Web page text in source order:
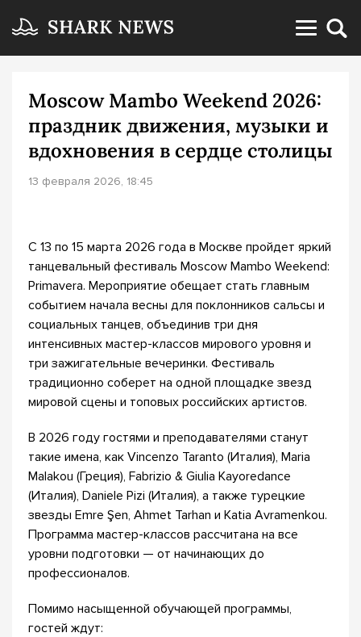
Moscow Mambo Weekend 2026:
праздник движения, музыки и
вдохновения в сердце столицы
13 февраля 2026, 18:45
С 13 по 15 марта 2026 года в Москве пройдет яркий
танцевальный фестиваль Moscow Mambo Weekend:
Primavera. Мероприятие обещает стать главным
событием начала весны для поклонников сальсы и
социальных танцев, объединив три дня
интенсивных мастер-классов мирового уровня и
три зажигательные вечеринки. Фестиваль
традиционно соберет на одной площадке звезд
мировой сцены и топовых российских артистов.
В 2026 году гостями и преподавателями станут
такие имена, как Vincenzo Taranto (Италия), Maria
Malakou (Греция), Fabrizio & Giulia Kayoredance
(Италия), Daniele Pizi (Италия), а также турецкие
звезды Emre Şen, Ahmet Tarhan и Katia Avramenkou.
Программа мастер-классов рассчитана на все
уровни подготовки — от начинающих до
профессионалов.
Помимо насыщенной обучающей программы,
гостей ждут: